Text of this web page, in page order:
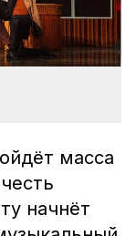
масса
начнёт